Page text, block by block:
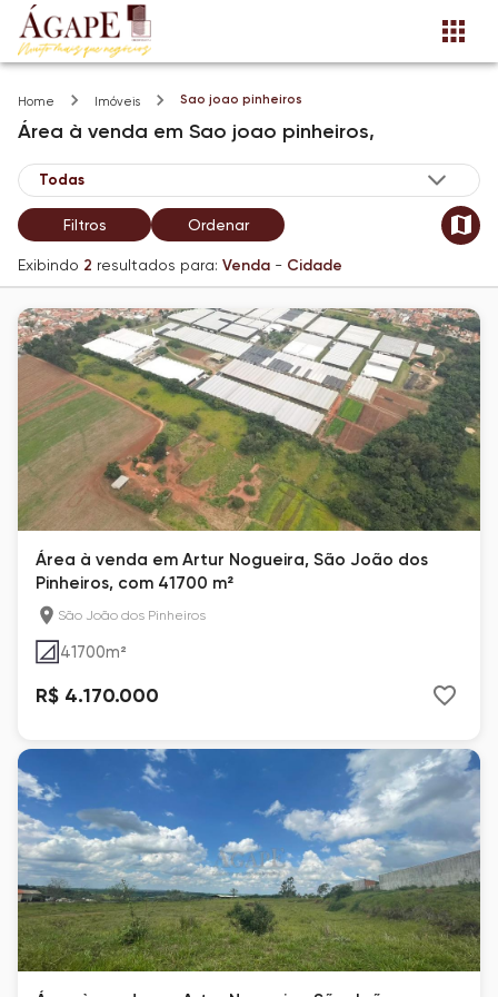
Home Imóveis Sao joao pinheiros
Área à venda em Sao joao pinheiros,
Filtros Ordenar
Exibindo 2 resultados para: Venda - Cidade
Área à venda em Artur Nogueira, São João dos
Pinheiros, com 41700 m²
São João dos Pinheiros
41700m²
R$ 4.170.000